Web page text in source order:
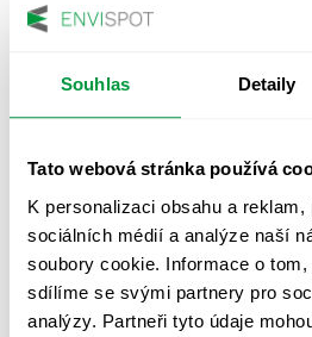
Souhlas Detaily
Tato webová stránka používá
K personalizaci obsahu a
sociálních médií a analýze naší
soubory cookie. Informace o
sdílíme se svými partnery pro
analýzy. Partneři tyto údaje
NÁVRH OSVĚTLENÍ
PROVOZNÍ DENÍK NOUZOVÉHO
REVIZE NOUZOVÉHO OSVĚTLENÍ
UMĚLÉ OSVĚTLENÍ VEŘEJNÉ